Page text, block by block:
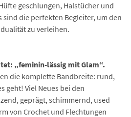
geschlungen, Halstücher und
sind die perfekten Begleiter, um den
zu verleihen.
„feminin-lässig mit Glam“.
die komplette Bandbreite: rund,
geht! Viel Neues bei den
geprägt, schimmernd, used
von Crochet und Flechtungen